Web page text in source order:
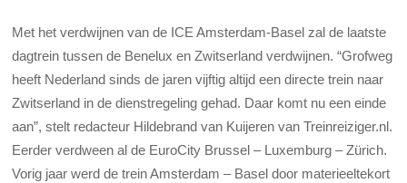
Met het verdwijnen van de ICE Amsterdam-Basel zal de laatste
dagtrein tussen de Benelux en Zwitserland verdwijnen. “Grofweg
heeft Nederland sinds de jaren vijftig altijd een directe trein naar
Zwitserland in de dienstregeling gehad. Daar komt nu een einde
aan”, stelt redacteur Hildebrand van Kuijeren van Treinreiziger.nl.
Eerder verdween al de EuroCity Brussel – Luxemburg – Zürich.
Vorig jaar werd de trein Amsterdam – Basel door materieeltekort